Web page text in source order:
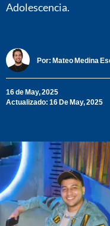
Adolescencia.
Por: Mateo Medina
16 de May, 2025
Actualizado: 16 De May, 2025